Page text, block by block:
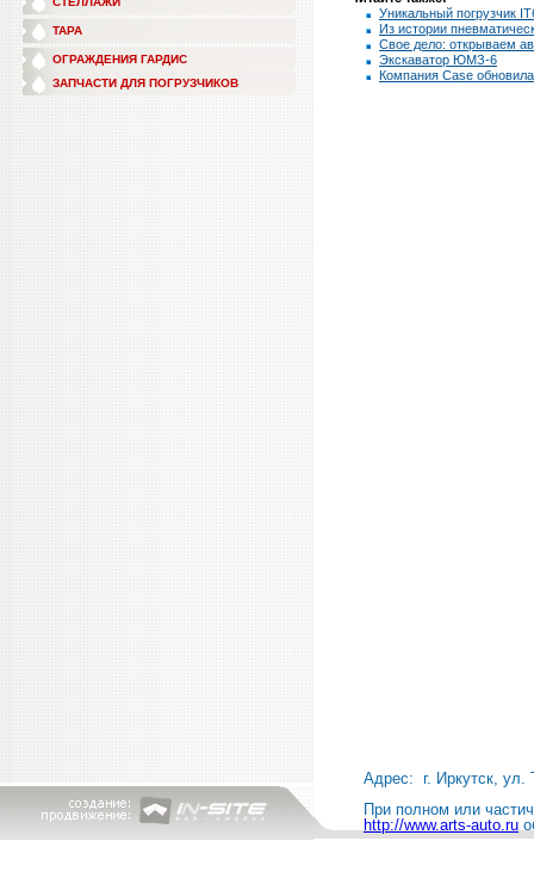
ТАРА
ОГРАЖДЕНИЯ ГАРДИС
ЗАПЧАСТИ ДЛЯ ПОГРУЗЧИКОВ
Уникальный погрузчик
Из истории
Свое дело: открываем
Экскаватор ЮМЗ-6
Компания Case
Адрес: г. Иркутск, ул.
При полном или
http://www.arts-auto.ru